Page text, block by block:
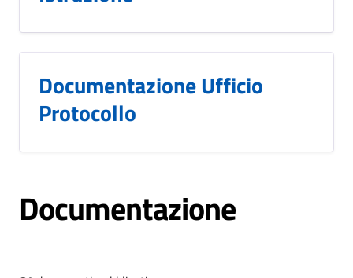
Documentazione Ufficio
Protocollo
Documentazione